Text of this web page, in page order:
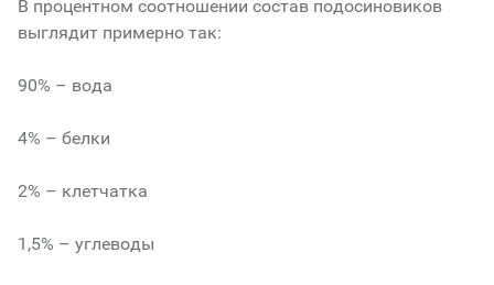
В процентном соотношении состав подосиновиков
выглядит примерно так:
90% – вода
4% – белки
2% – клетчатка
1,5% – углеводы